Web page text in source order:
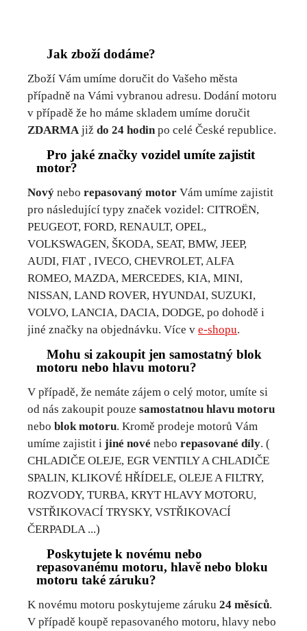
Jak zboží dodáme?
Zboží Vám umíme doručit do Vašeho města
případně na Vámi vybranou adresu. Dodání motoru
v případě že ho máme skladem umíme doručit
ZDARMA již do 24 hodin po celé České republice.
Pro jaké značky vozidel umíte zajistit
motor?
Nový nebo repasovaný motor Vám umíme zajistit
pro následující typy značek vozidel: CITROËN,
PEUGEOT, FORD, RENAULT, OPEL,
VOLKSWAGEN, ŠKODA, SEAT, BMW, JEEP,
AUDI, FIAT , IVECO, CHEVROLET, ALFA
ROMEO, MAZDA, MERCEDES, KIA, MINI,
NISSAN, LAND ROVER, HYUNDAI, SUZUKI,
VOLVO, LANCIA, DACIA, DODGE, po dohodě i
jiné značky na objednávku. Více v e-shopu.
Mohu si zakoupit jen samostatný blok
motoru nebo hlavu motoru?
V případě, že nemáte zájem o celý motor, umíte si
od nás zakoupit pouze samostatnou hlavu motoru
nebo blok motoru. Kromě prodeje motorů Vám
umíme zajistit i jiné nové nebo repasované díly. (
CHLADIČE OLEJE, EGR VENTILY A CHLADIČE
SPALIN, KLIKOVÉ HŘÍDELE, OLEJE A FILTRY,
ROZVODY, TURBA, KRYT HLAVY MOTORU,
VSTŘIKOVACÍ TRYSKY, VSTŘIKOVACÍ
ČERPADLA ...)
Poskytujete k novému nebo
repasovanému motoru, hlavě nebo bloku
motoru také záruku?
K novému motoru poskytujeme záruku 24 měsíců.
V případě koupě repasovaného motoru, hlavy nebo